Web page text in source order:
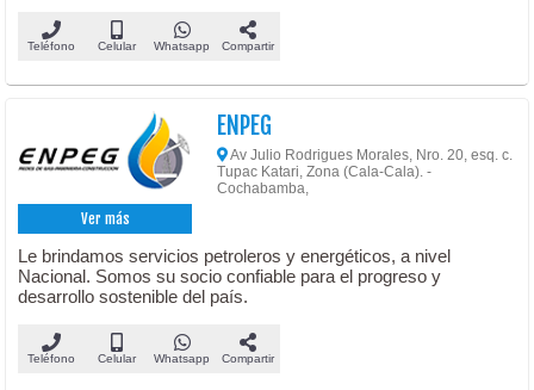
Teléfono Celular Whatsapp Compartir
Ver más
ENPEG
Av Julio Rodrigues Morales, Nro. 20, esq. c.
Tupac Katari, Zona (Cala-Cala). -
Cochabamba,
Le brindamos servicios petroleros y energéticos, a nivel
Nacional. Somos su socio confiable para el progreso y
desarrollo sostenible del país.
Teléfono Celular Whatsapp Compartir